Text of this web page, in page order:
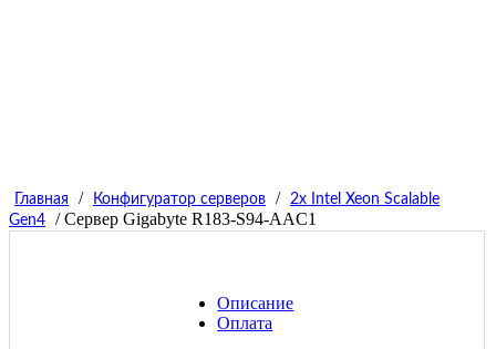
Главная / Конфигуратор серверов /
2x Intel Xeon Scalable
Gen4
/ Сервер Gigabyte R183-S94-AAC1
Описание
Оплата